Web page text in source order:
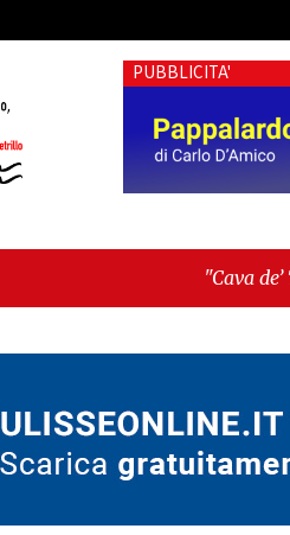
PUBBLICITA'
"Cava de’ Tirreni,
"Italia sospesa tra